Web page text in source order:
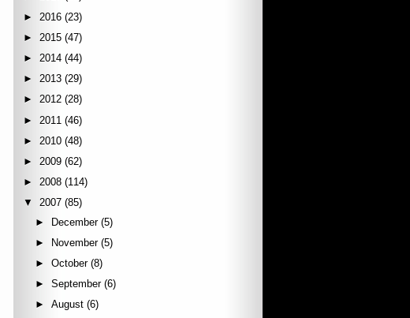
► 2016 (23)
► 2015 (47)
► 2014 (44)
► 2013 (29)
► 2012 (28)
► 2011 (46)
► 2010 (48)
► 2009 (62)
► 2008 (114)
▼
2007 (85)
► December (5)
► November (5)
►October (8)
►September (6)
►August (6)